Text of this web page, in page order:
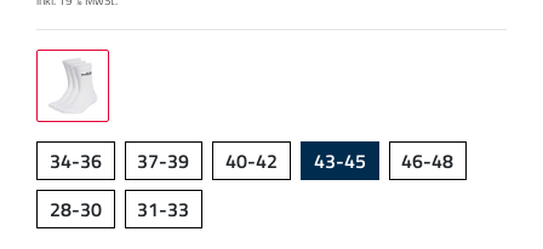
34-36 37-39 40-42 43-45
46-48
28-30
31-33